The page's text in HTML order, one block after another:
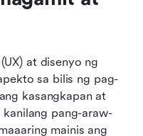
at disenyo ng
sa bilis ng pag-
kasangkapan at
pang-araw-
mainis ang